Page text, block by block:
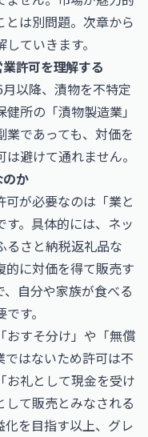
は別問題。次章から
ていきます。
許可を理解する
以降、漬物を不特定
所の「漬物製造業」
であっても、対価を
避けて通れません。
か
が必要なのは「業と
。具体的には、ネッ
るさと納税返礼品な
的に対価を得て販売す
自分や家族が食べる
す。
おすそ分け」や「無償
はないため許可は不
お礼として現金を受け
て販売とみなされる
を目指す以上、グレ